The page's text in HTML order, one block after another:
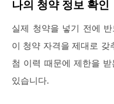
나의 청약 정보 확인
실제 청약을 넣기 전에
이 청약 자격을 제대로 갖
첨 이력 때문에 제한을
있습니다.